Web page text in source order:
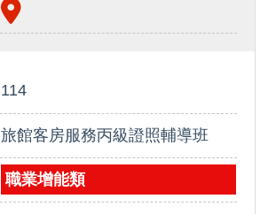
114
旅館客房服務丙級證照輔導班
職業增能類